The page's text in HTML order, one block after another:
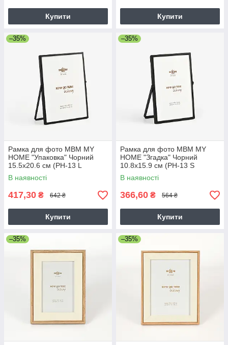
Купити Купити
–35%
Рамка для фото МВМ MY
HOME "Упаковка" Чорний
15.5х20.6 см (PH-13 L
BLACK)
В наявності
417,30 ₴ 642 ₴
Купити
–35%
Рамка для фото МВМ MY
HOME "Згадка" Чорний
10.8х15.9 см (PH-13 S
BLACK)
В наявності
366,60 ₴ 564 ₴
Купити
–35% –35%